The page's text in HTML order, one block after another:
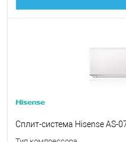
Сплит-система Hisense AS-